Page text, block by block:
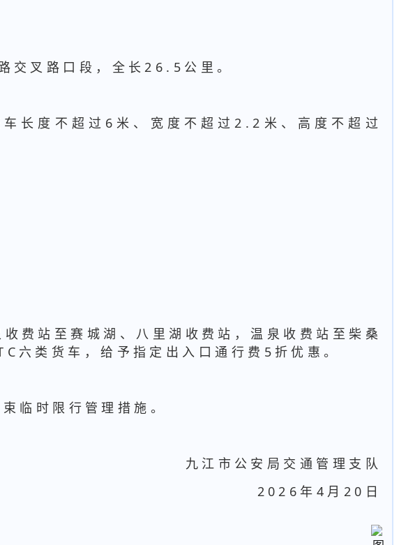
交叉路口段，全长26.5公里。
长度不超过6米、宽度不超过2.2米、高度不超过
费站至赛城湖、八里湖收费站，温泉收费站至柴桑
六类货车，给予指定出入口通行费5折优惠。
临时限行管理措施。
九江市公安局交通管理支队
2026年4月20日